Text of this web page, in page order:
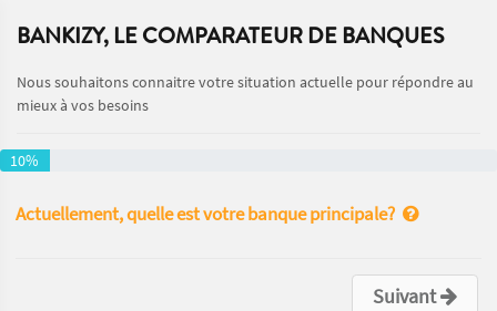
BANKIZY, LE COMPARATEUR DE BANQUES
Nous souhaitons connaitre votre situation actuelle pour répondre au
mieux à vos besoins
10%
Actuellement, quelle est votre banque principale?
Suivant